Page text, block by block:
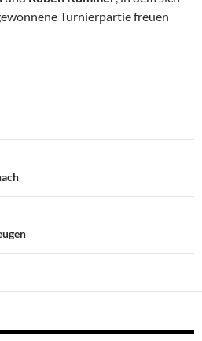
Turnierpartie freuen